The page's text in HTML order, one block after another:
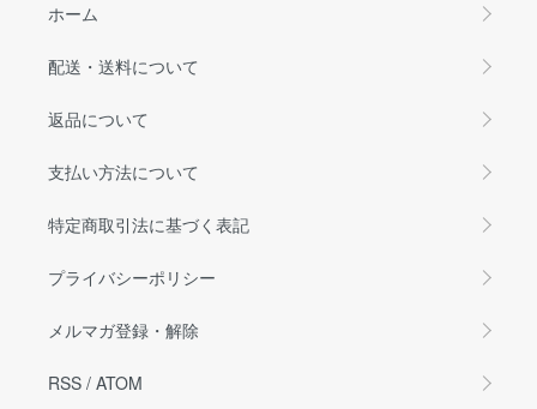
ホーム
配送・送料について
返品について
支払い方法について
特定商取引法に基づく表記
プライバシーポリシー
メルマガ登録・解除
RSS / ATOM